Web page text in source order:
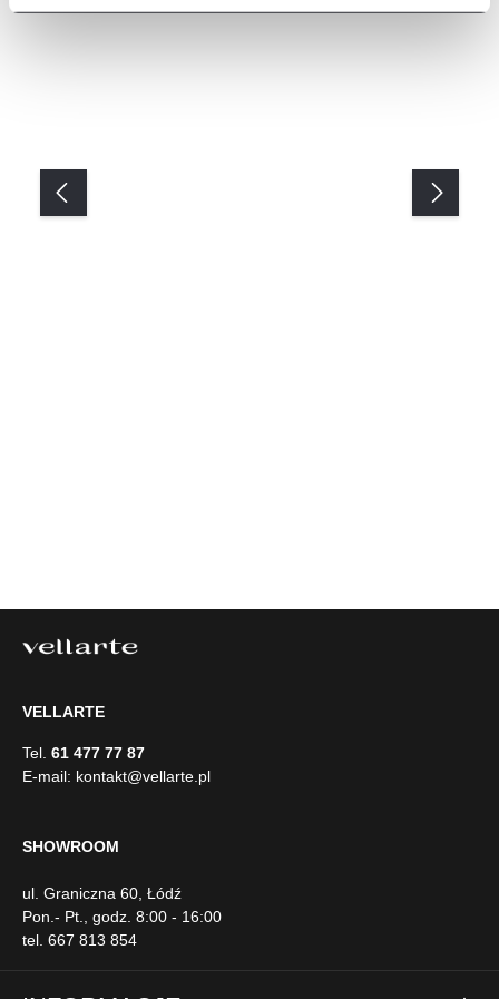
ze zdejmowanym pokrowcem. To praktyczne rozwiązanie
Dodatkowo możliwość zamówienia nowego pokrowca daje
zmieniających się trendów wnętrzarskich lub osobistych
preferencji. Szczegółowe wymiary: ze względu na
manualnie wykonanie mebli różnica wymiarów może
VELLARTE
SHOWROOM
ul. Graniczna 60, Łódź